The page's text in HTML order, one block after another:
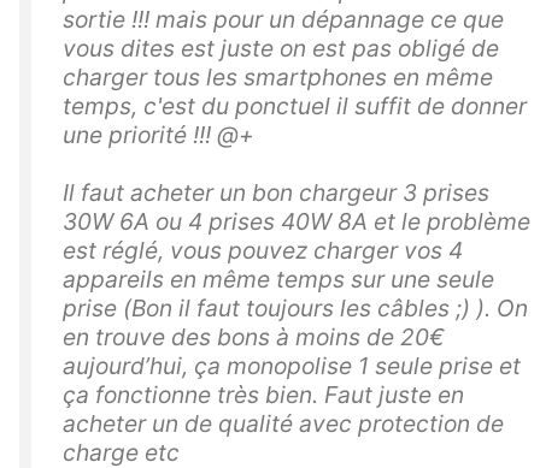
sortie !!! mais pour un dépannage ce que
vous dites est juste on est pas obligé de
charger tous les smartphones en même
temps, c'est du ponctuel il suffit de donner
une priorité !!! @+
Il faut acheter un bon chargeur 3 prises
30W 6A ou 4 prises 40W 8A et le problème
est réglé, vous pouvez charger vos 4
appareils en même temps sur une seule
prise (Bon il faut toujours les câbles ;) ). On
en trouve des bons à moins de 20€
aujourd’hui, ça monopolise 1 seule prise et
ça fonctionne très bien. Faut juste en
acheter un de qualité avec protection de
charge etc